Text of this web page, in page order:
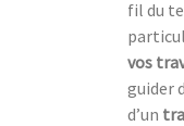
fil du
vos
guider
d’un